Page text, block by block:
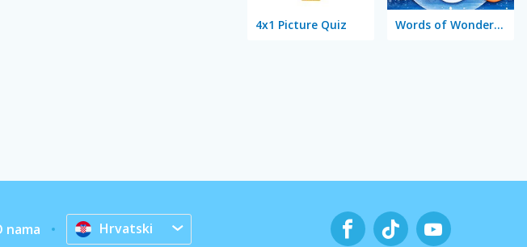
4x1 Picture Quiz Words of Wonders - WOW
nama Hrvatski